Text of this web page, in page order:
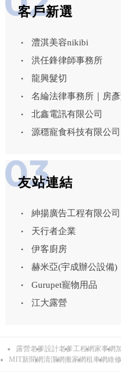
客戶新選
澧淇美容nikibi
洪任鋒律師事務所
龍興髮切
名綸法律事務所｜房
北鑫電訊有限公司
源穩寵食科技有限公司
友站連結
紳揚廣告工程有限公司
天行者企業
伊客廚房
赫米亞(宇成辦公設備)
Gurupet寵物用品
江大露營
露營老爹設計老爹工程網家事網
MIT新聞網清潔網搬家網租車網維